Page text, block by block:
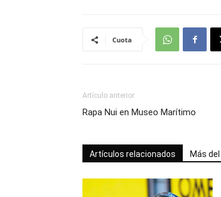
Cuota
Artículo anterior
Rapa Nui en Museo Marítimo
Artículos relacionados Más